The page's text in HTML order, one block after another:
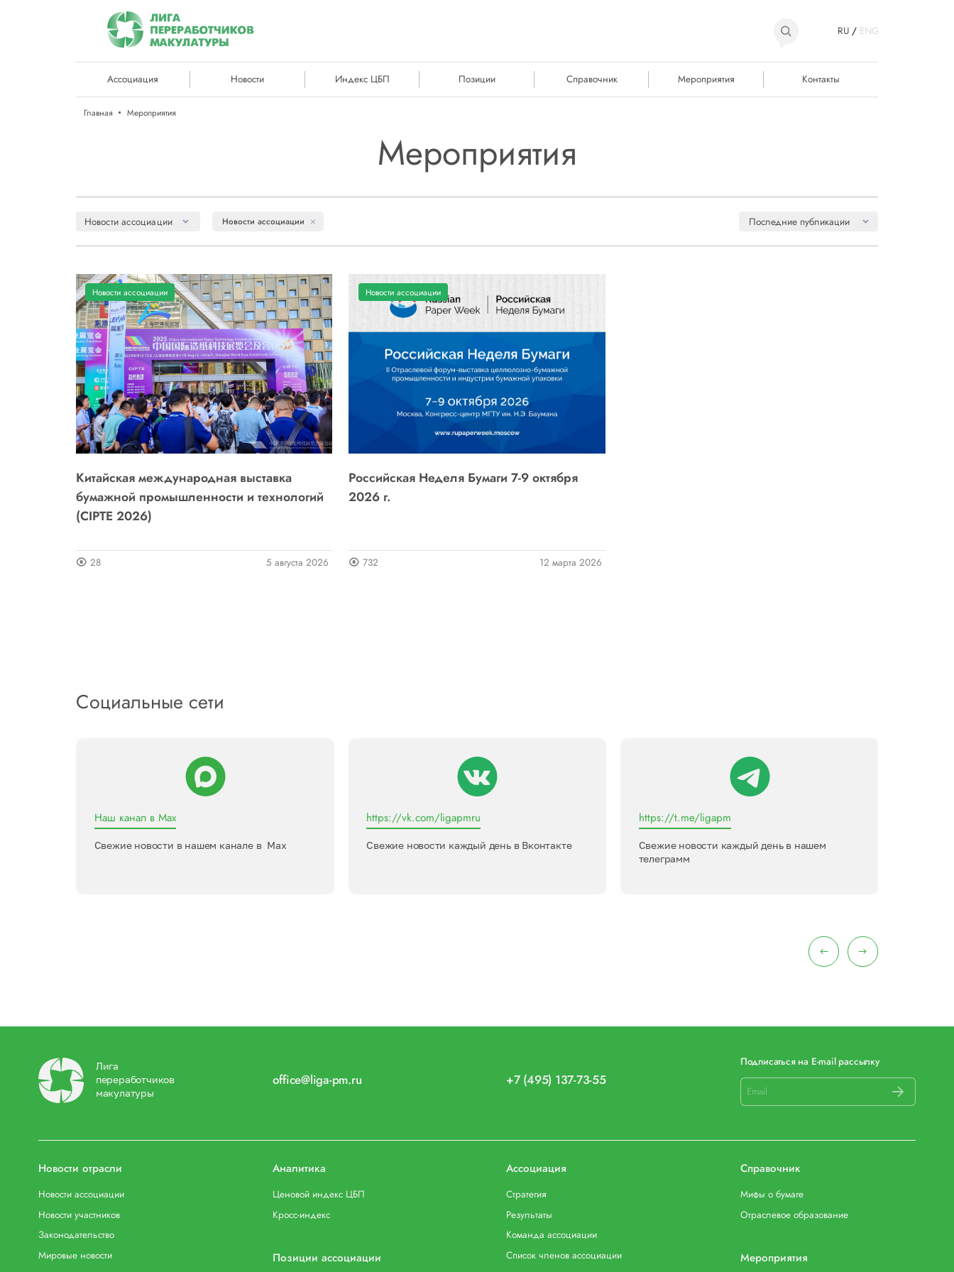
RU/ ENG
Ассоциация Новости Индекс ЦБП Позиции Справочник Мероприятия Контакты
Главная Мероприятия
Мероприятия
Новости ассоциации Новости ассоциации Последние публикации
Новости ассоциации
Китайская международная выставка
бумажной промышленности и технологий
(CIPTE 2026)
28 5 августа 2026
Новости ассоциации
Российская Неделя Бумаги 7-9 октября
2026 г.
732 12 марта 2026
Социальные сети
Наш канал в Max
Свежие новости в нашем канале в Max
https://vk.com/ligapmru
Свежие новости каждый день в Вконтакте
https://t.me/ligapm
Свежие новости каждый день в нашем
телеграмм
Лига
переработчиков
макулатуры
office@liga-pm.ru +7 (495) 137-73-55
Подписаться на E-mail рассылку
Новости отрасли
Новости ассоциации
Новости участников
Законодательство
Мировые новости
Аналитика
Ценовой индекс ЦБП
Кросс-индекс
Позиции ассоциации
Ассоциация
Стратегия
Результаты
Команда ассоциации
Список членов ассоциации
Справочник
Мифы о бумаге
Отраслевое образование
Мероприятия